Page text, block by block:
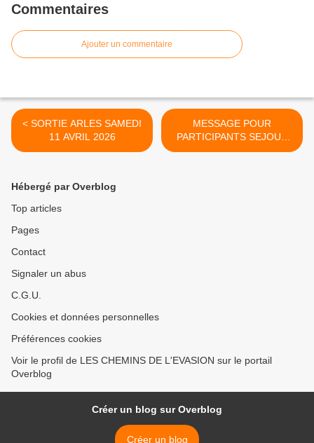
Commentaires
Ajouter un commentaire
< SORTIE ARLES SAMEDI
11 AVRIL 2026
MESSAGE POUR
PARTICIPANTS SEJOUR
MATEMALE >
Hébergé par Overblog
Top articles
Pages
Contact
Signaler un abus
C.G.U.
Cookies et données personnelles
Préférences cookies
Voir le profil de LES CHEMINS DE L'EVASION sur le portail
Overblog
Créer un blog sur Overblog
Créer un blog